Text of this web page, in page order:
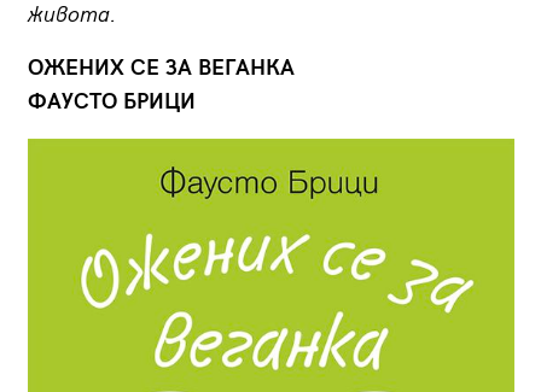
живота.
ОЖЕНИХ СЕ ЗА ВЕГАНКА
ФАУСТО БРИЦИ